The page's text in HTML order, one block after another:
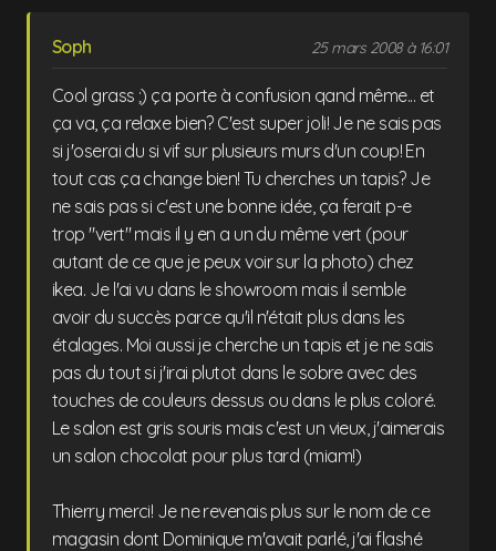
Soph 25 mars 2008 à 16:01
Cool grass ;) ça porte à confusion qand même... et
ça va, ça relaxe bien? C'est super joli! Je ne sais pas
si j'oserai du si vif sur plusieurs murs d'un coup! En
tout cas ça change bien! Tu cherches un tapis? Je
ne sais pas si c'est une bonne idée, ça ferait p-e
trop "vert" mais il y en a un du même vert (pour
autant de ce que je peux voir sur la photo) chez
ikea. Je l'ai vu dans le showroom mais il semble
avoir du succès parce qu'il n'était plus dans les
étalages. Moi aussi je cherche un tapis et je ne sais
pas du tout si j'irai plutot dans le sobre avec des
touches de couleurs dessus ou dans le plus coloré.
Le salon est gris souris mais c'est un vieux, j'aimerais
un salon chocolat pour plus tard (miam!)
Thierry merci! Je ne revenais plus sur le nom de ce
magasin dont Dominique m'avait parlé, j'ai flashé